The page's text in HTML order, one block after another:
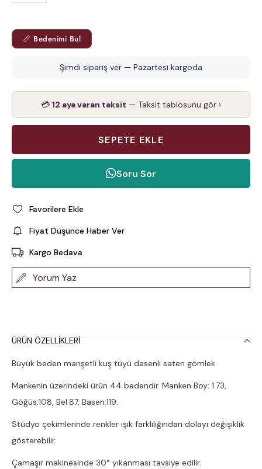
📏 Bedenimi Bul
Şimdi sipariş ver — Pazartesi kargoda
💳 12 aya varan taksit — Taksit tablosunu gör ›
Soru Sor
Favorilere Ekle
Fiyat Düşünce Haber Ver
Kargo Bedava
Yorum Yaz
ÜRÜN ÖZELLIKLERI
Büyük beden manşetli kuş tüyü desenli saten gömlek.
Mankenin üzerindeki ürün 44 bedendir. Manken Boy: 1.73,
Göğüs:108, Bel:87, Basen:119.
Stüdyo çekimlerinde renkler ışık farklılığından dolayı değişiklik
gösterebilir.
Çamaşır makinesinde 30° yıkanması tavsiye edilir.